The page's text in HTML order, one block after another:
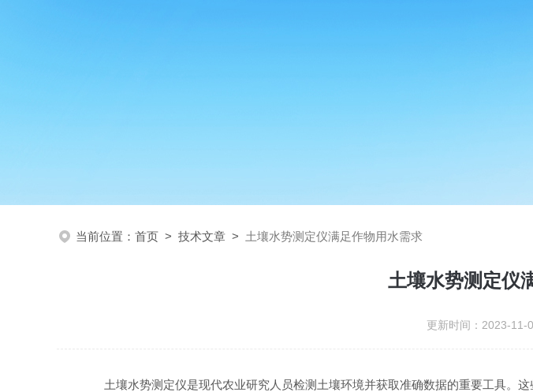
当前位置： 首页 > 技术文章 > 土壤水势测定仪满足作物用水需求
土壤水势测定仪
更新时间：2023-
土壤水势测定仪是现代农业研究人员检测土壤环境并获取准确数据的重要工具。这